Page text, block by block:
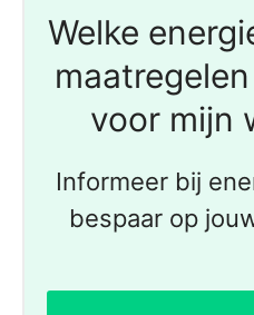
Welke
voor mijn
Informeer bij
bespaar op